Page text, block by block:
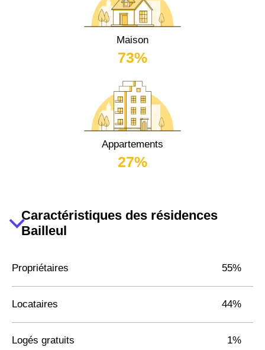
Maison
73%
Appartements
27%
Caractéristiques des résidences
Bailleul
Propriétaires 55%
Locataires 44%
Logés gratuits 1%